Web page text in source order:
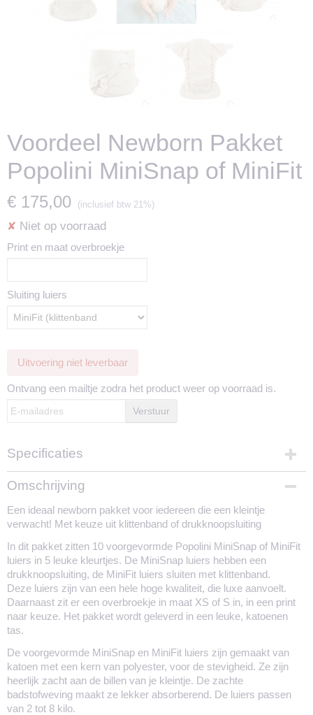
Voordeel Newborn Pakket
Popolini MiniSnap of MiniFit
€ 175,00 (inclusief btw 21%)
✘ Niet op voorraad
Print en maat overbroekje
Sluiting luiers
Uitvoering niet leverbaar
Ontvang een mailtje zodra het product weer op voorraad is.
Verstuur
Specificaties
Productcode
194-2268
Materiaal luiers
85% katoen, 15% polyester
Materiaal overbroekjes
100% PUL
Maatvoering
MiniSnap: 2-8 kilo, MaxiSnap: 3,5 - 15 kilo
Sluiting luiers
Drukknoopjes
Sluiting overbroekjes
Klittenband
Droogtijd gemiddeld
Minder dan 1 dag
Ontworpen in
Oostenrijk
Omschrijving
Een ideaal newborn pakket voor iedereen die een kleintje
verwacht! Met keuze uit klittenband of drukknoopsluiting
In dit pakket zitten 10 voorgevormde Popolini MiniSnap of MiniFit
luiers in 5 leuke kleurtjes. De MiniSnap luiers hebben een
drukknoopsluiting, de MiniFit luiers sluiten met klittenband.
Deze luiers zijn van een hele hoge kwaliteit, die luxe aanvoelt.
Daarnaast zit er een overbroekje in maat XS of S in, in een print
naar keuze. Het pakket wordt geleverd in een leuke, katoenen
tas.
De voorgevormde MiniSnap en MiniFit luiers zijn gemaakt van
katoen met een kern van polyester, voor de stevigheid. Ze zijn
heerlijk zacht aan de billen van je kleintje. De zachte
badstofweving maakt ze lekker absorberend. De luiers passen
van 2 tot 8 kilo.